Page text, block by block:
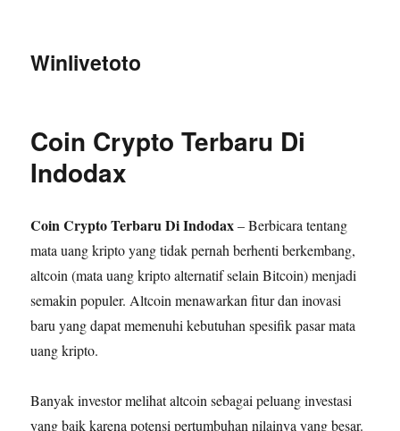
Winlivetoto
Coin Crypto Terbaru Di
Indodax
Coin Crypto Terbaru Di Indodax– Berbicara tentang
mata uang kripto yang tidak pernah berhenti berkembang,
altcoin (mata uang kripto alternatif selain Bitcoin) menjadi
semakin populer. Altcoin menawarkan fitur dan inovasi
baru yang dapat memenuhi kebutuhan spesifik pasar mata
uang kripto.
Banyak investor melihat altcoin sebagai peluang investasi
yang baik karena potensi pertumbuhan nilainya yang besar.